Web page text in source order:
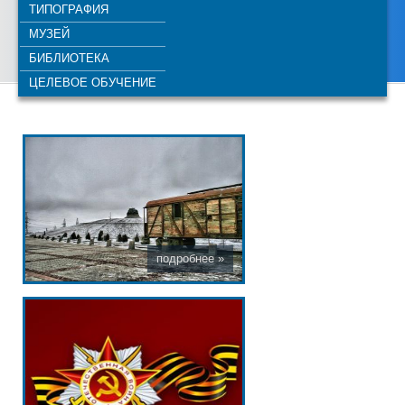
ТИПОГРАФИЯ
МУЗЕЙ
БИБЛИОТЕКА
ЦЕЛЕВОЕ ОБУЧЕНИЕ